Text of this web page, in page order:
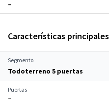
–
Características principales
Segmento
Todoterreno 5 puertas
Puertas